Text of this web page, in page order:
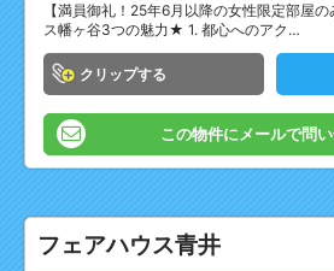
【満員御礼！25年6月以降の女性限定部屋
ス幡ヶ谷3つの魅力★ 1. 都心へのアク…
クリップ
この物件にメールで問
フェアハウス青井